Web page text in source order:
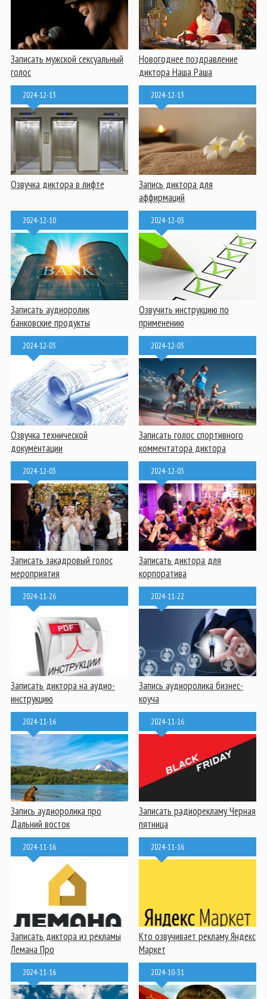
Записать мужской сексуальный
голос
Новогоднее поздравление
диктора Наша Раша
2024-12-13
Озвучка диктора в лифте
2024-12-13
Запись диктора для
аффирмаций
2024-12-10
Записать аудиоролик
банковские продукты
2024-12-03
Озвучить инструкцию по
применению
2024-12-03
Озвучка технической
документации
2024-12-03
Записать голос спортивного
комментатора диктора
2024-12-03
Записать закадровый голос
мероприятия
2024-12-03
Записать диктора для
корпоратива
2024-11-26
Записать диктора на аудио-
инструкцию
2024-11-22
Запись аудиоролика бизнес-
коуча
2024-11-16
Запись аудиоролика про
Дальний восток
2024-11-16
Записать радиорекламу Черная
пятница
2024-11-16
Записать диктора из рекламы
Лемана Про
2024-11-16
Кто озвучивает рекламу Яндекс
Маркет
2024-11-16 2024-10-31